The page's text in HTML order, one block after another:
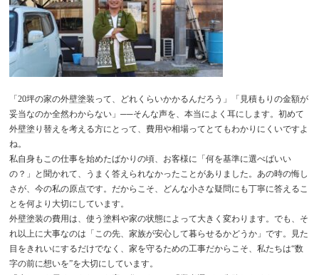
「20坪の家の外壁塗装って、どれくらいかかるんだろう」「見積もりの金額が
妥当なのか全然わからない」──そんな声を、本当によく耳にします。初めて
外壁塗り替えを考える方にとって、費用や相場ってとてもわかりにくいですよ
ね。
私自身もこの仕事を始めたばかりの頃、お客様に「何を基準に選べばいい
の？」と聞かれて、うまく答えられなかったことがありました。あの時の悔し
さが、今の私の原点です。だからこそ、どんな小さな疑問にも丁寧に答えるこ
とを何より大切にしています。
外壁塗装の費用は、使う塗料や家の状態によって大きく変わります。でも、そ
れ以上に大事なのは「この先、家族が安心して暮らせるかどうか」です。見た
目をきれいにするだけでなく、家を守るための工事だからこそ、私たちは“数
字の前に想いを”を大切にしています。